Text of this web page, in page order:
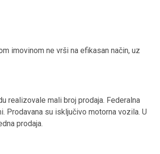
imovinom ne vrši na efikasan način, uz
realizovale mali broj prodaja. Federalna
Prodavana su isključivo motorna vozila. U
prodaja.